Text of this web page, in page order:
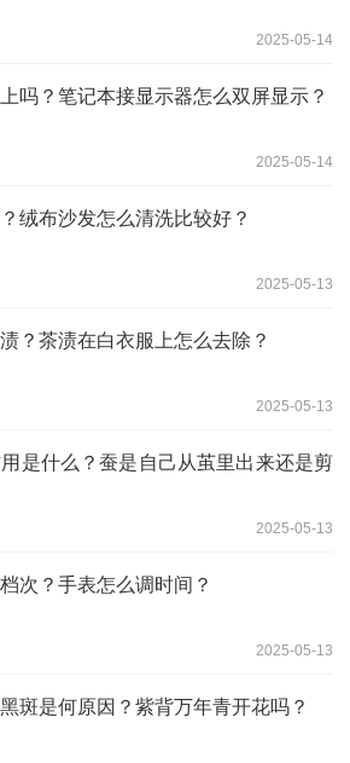
2025-05-14
吗？笔记本接显示器怎么双屏显示？
2025-05-14
绒布沙发怎么清洗比较好？
2025-05-13
？茶渍在白衣服上怎么去除？
2025-05-13
是什么？蚕是自己从茧里出来还是剪
2025-05-13
次？手表怎么调时间？
2025-05-13
斑是何原因？紫背万年青开花吗？